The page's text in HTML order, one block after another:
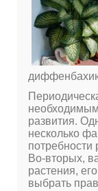
развития.
несколько
Во-вторых,
растения,
выбрать